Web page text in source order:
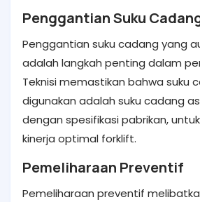
Penggantian Suku
Penggantian suku cadang yang
adalah langkah penting dalam
Teknisi memastikan bahwa suku
digunakan adalah suku cadang
dengan spesifikasi pabrikan,
kinerja optimal forklift.
Pemeliharaan Preventif
Pemeliharaan preventif